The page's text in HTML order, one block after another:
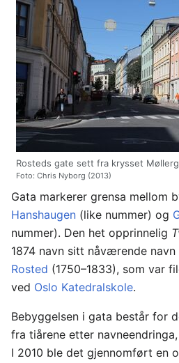
Rosteds gate sett fra krysset
Foto: Chris Nyborg (2013)
Gata markerer grensa mellom
Hanshaugen (like nummer) og
nummer). Den het opprinnelig
1874 navn sitt nåværende
Rosted (1750–1833), som var
ved Oslo Katedralskole.
Bebyggelsen i gata består for
fra tiårene etter
I 2010 ble det gjennomført en